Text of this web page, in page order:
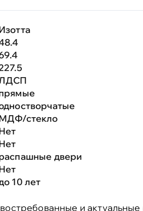
стекло
двери
10 лет
и